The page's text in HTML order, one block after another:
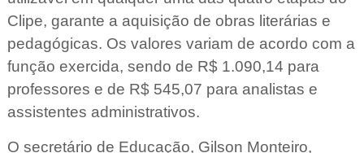
Clipe, garante a aquisição de obras literárias e
pedagógicas. Os valores variam de acordo com a
função exercida, sendo de R$ 1.090,14 para
professores e de R$ 545,07 para analistas e
assistentes administrativos.
O secretário de Educação, Gilson Monteiro,